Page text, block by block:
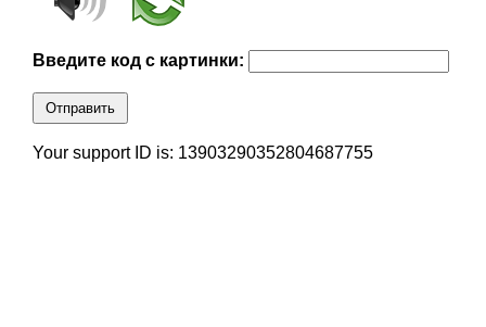
Введите код с картинки:
Отправить
Your support ID is: 13903290352804687755